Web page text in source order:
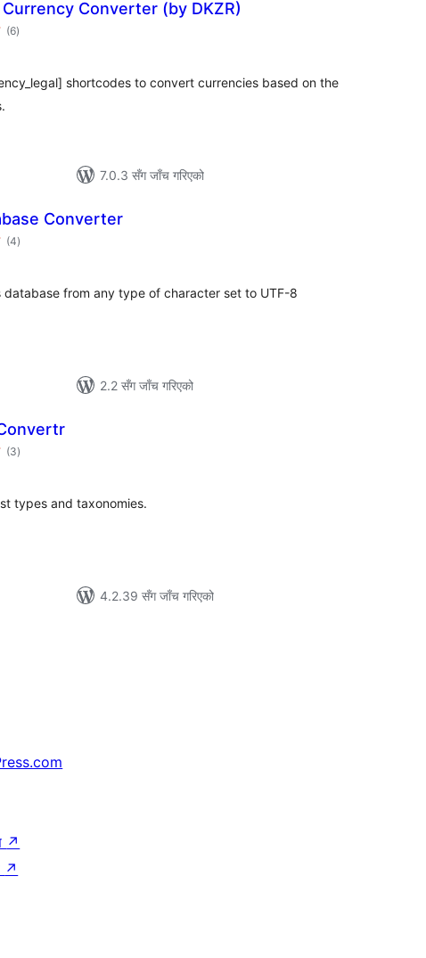
Converter (by DKZR)
(6कुल
रेटिङ्गहरू
)
shortcodes to convert currencies based on the
7.0.3 सँग जाँच गरिएको
Converter
(4कुल
रेटिङ्गहरू
)
database from any type of character set to UTF-8
2.2 सँग जाँच गरिएको
(3कुल
रेटिङ्गहरू
)
types and taxonomies.
4.2.39 सँग जाँच गरिएको
↗
↗